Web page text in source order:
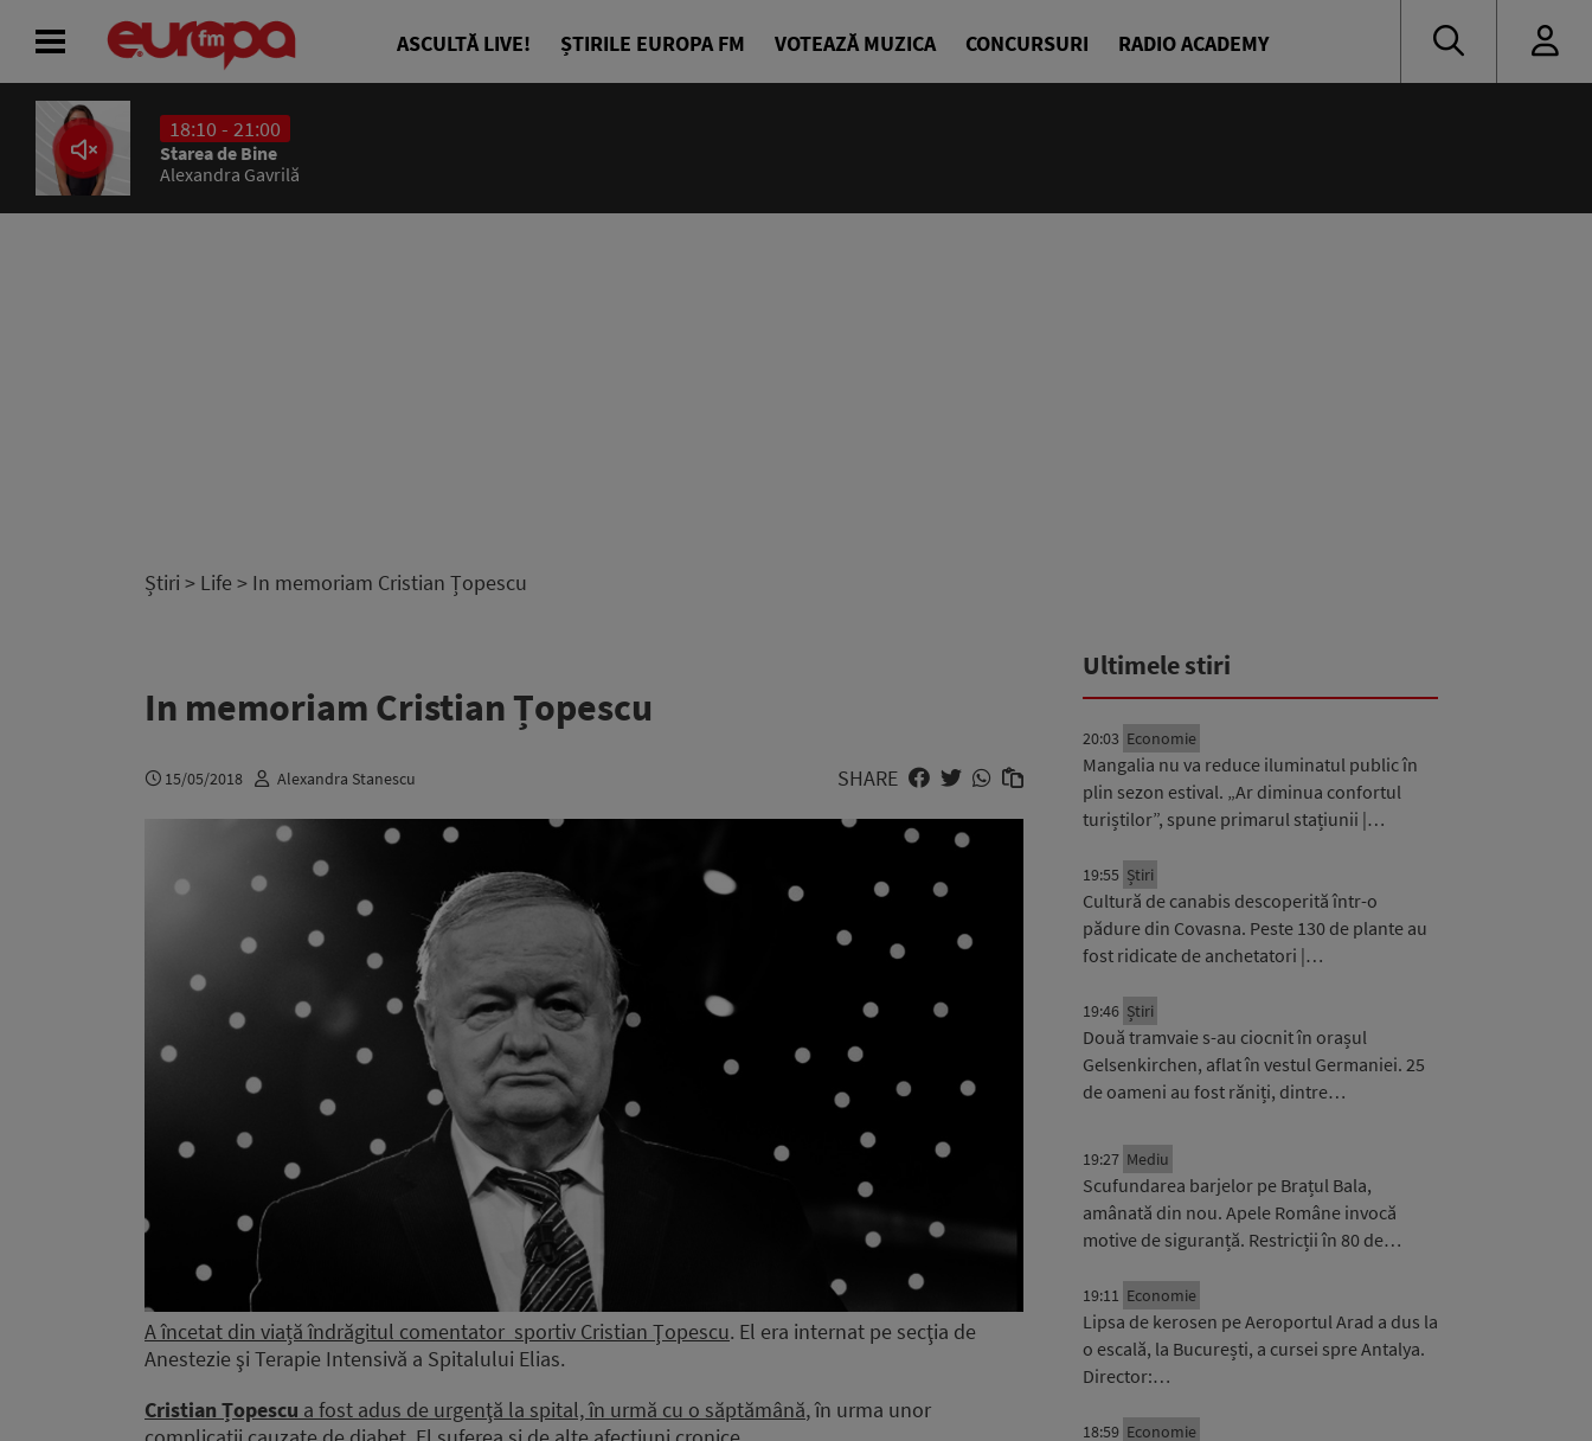
ASCULTĂ LIVE! ȘTIRILE EUROPA FM VOTEAZĂ MUZICA CONCURSURI RADIO ACADEMY
18:10 - 21:00
Starea de Bine
Alexandra Gavrilă
Știri > Life > In memoriam Cristian Țopescu
In memoriam Cristian Țopescu
15/05/2018 Alexandra Stanescu SHARE
A încetat din viață îndrăgitul comentator sportiv Cristian Ţopescu. El era internat pe secţia de
Anestezie şi Terapie Intensivă a Spitalului Elias.
Cristian Țopescu a fost adus de urgenţă la spital, în urmă cu o săptămână, în urma unor
Ultimele stiri
20:03 Economie
Mangalia nu va reduce iluminatul public în
plin sezon estival. „Ar diminua confortul
turiștilor”, spune primarul stațiunii |…
19:55 Știri
Cultură de canabis descoperită într-o
pădure din Covasna. Peste 130 de plante au
fost ridicate de anchetatori |…
19:46 Știri
Două tramvaie s-au ciocnit în orașul
Gelsenkirchen, aflat în vestul Germaniei. 25
de oameni au fost răniți, dintre…
19:27 Mediu
Scufundarea barjelor pe Brațul Bala,
amânată din nou. Apele Române invocă
motive de siguranță. Restricții în 80 de…
19:11 Economie
Lipsa de kerosen pe Aeroportul Arad a dus la
o escală, la București, a cursei spre Antalya.
Director:…
18:59 Economie
ACASĂ
ȘTIRI